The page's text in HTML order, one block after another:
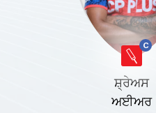
ਸ਼੍ਰੇਅਸ
ਅਈਅਰ